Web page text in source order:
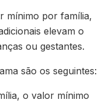
mínimo por família,
elevam o
ou gestantes.
são os seguintes:
o valor mínimo